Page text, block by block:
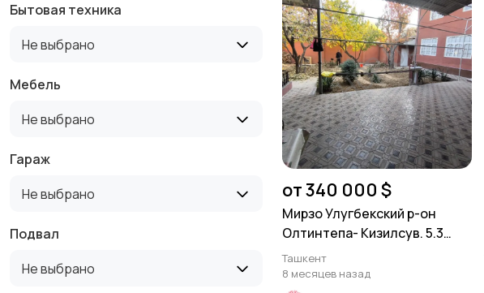
Бытовая техника
Не выбрано
Мебель
Не выбрано
Гараж
Не выбрано
Подвал
Не выбрано
от 340 000 $
Мирзо Улугбекский р-он
Олтинтепа- Кизилсув. 5.3
соток. Фасад 20м.
Ташкент
8 месяцев назад